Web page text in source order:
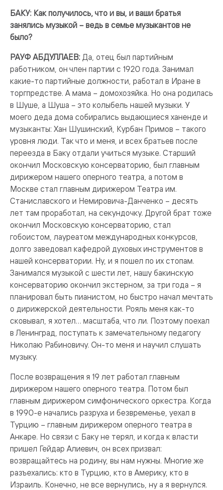
БАКУ: Как получилось, что и вы, и ваши братья
занялись музыкой – ведь в семье музыкантов не
было?
РАУФ АБДУЛЛАЕВ: Да, отец был партийным
работником, он член партии с 1920 года. Занимал
какие-то партийные должности, работал в Иране в
торгпредстве. А мама – домохозяйка. Но она родилась
в Шуше, а Шуша – это колыбель нашей музыки. У
моего деда дома собирались выдающиеся ханенде и
музыканты: Хан Шушинский, Курбан Примов – такого
уровня люди. Так что и меня, и всех братьев после
переезда в Баку отдали учиться музыке. Старший
окончил Московскую консерваторию, был главным
дирижером нашего оперного театра, а потом в
Москве стал главным дирижером Театра им.
Станиславского и Немировича-Данченко – десять
лет там проработал, на секундочку. Другой брат тоже
окончил Московскую консерваторию, стал
гобоистом, лауреатом международных конкурсов,
долго заведовал кафедрой духовых инструментов в
нашей консерватории. Ну, и я пошел по их стопам.
Занимался музыкой с шести лет, нашу бакинскую
консерваторию окончил экстерном, за три года – я
планировал быть пианистом, но быстро начал мечтать
о дирижерской деятельности. Рояль меня как-то
сковывал, я хотел… масштаба, что ли. Поэтому поехал
в Ленинград, поступать к замечательному педагогу
Николаю Рабиновичу. Он-то меня и научил слушать
музыку.
После возвращения я 19 лет работал главным
дирижером нашего оперного театра. Потом был
главным дирижером симфонического оркестра. Когда
в 1990-е начались разруха и безвременье, уехал в
Турцию – главным дирижером оперного театра в
Анкаре. Но связи с Баку не терял, и когда к власти
пришел Гейдар Алиевич, он всех призвал:
возвращайтесь на родину, вы нам нужны. Многие же
разъехались: кто в Турцию, кто в Америку, кто в
Израиль. Конечно, не все вернулись, ну а я вернулся.